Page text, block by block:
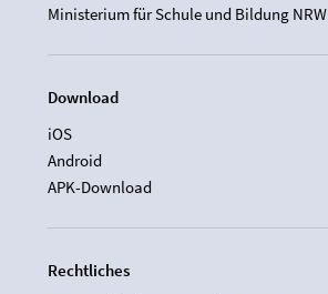
Ministerium für Schule und Bildung NRW
Download
iOS
Android
APK-Download
Rechtliches